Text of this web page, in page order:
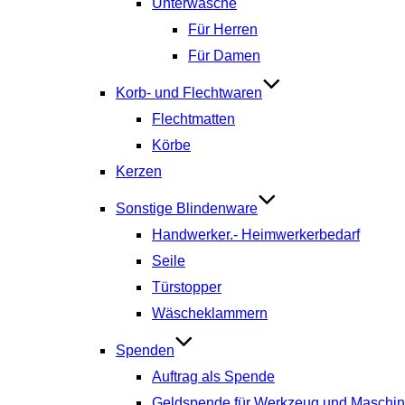
Unterwäsche
Für Herren
Für Damen
Korb- und Flechtwaren
Flechtmatten
Körbe
Kerzen
Sonstige Blindenware
Handwerker.- Heimwerkerbedarf
Seile
Türstopper
Wäscheklammern
Spenden
Auftrag als Spende